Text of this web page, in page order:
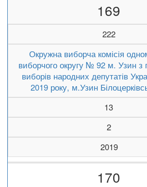
169
222
Окружна виборча комісія
виборчого округу № 92 м. Узин з
виборів народних депутатів
2019 року, м.Узин
13
2
2019
170